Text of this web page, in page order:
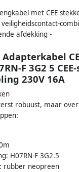
met CEE
afdekking -
F 3G2 5
230V 16A
robuust, maar
H07RN-F 3G2.5
rubber neopreen